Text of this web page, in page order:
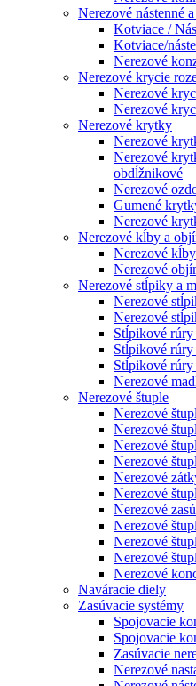
Nerezové nástenné
Kotviace /
Kotviace/
Nerezové
Nerezové krycie
Nerezové
Nerezové
Nerezové krytky
Nerezové
Nerezové
obdĺžnikové
Nerezové
Gumené
Nerezové
Nerezové kĺby a
Nerezové kĺby
Nerezové
Nerezové stĺpiky a
Nerezové
Nerezové
Stĺpikové rúry
Stĺpikové
Stĺpikové
Nerezové
Nerezové štuple
Nerezové
Nerezové
Nerezové
Nerezové
Nerezové
Nerezové
Nerezové
Nerezové
Nerezové
Nerezové
Nerezové
Naváracie diely
Zasúvacie systémy
Spojovacie
Spojovacie
Zasúvacie
Nerezové